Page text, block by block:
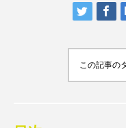
この記事の